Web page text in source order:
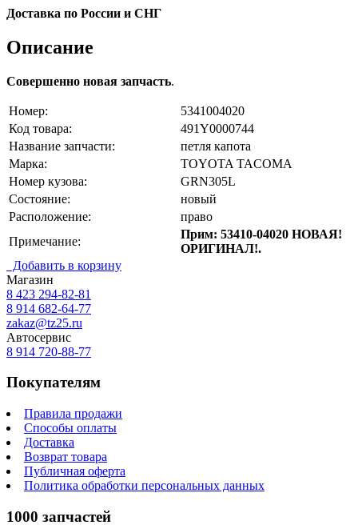
Доставка по России и СНГ
Описание
Совершенно новая запчасть.
Номер:
5341004020
Код товара:
491Y0000744
Название запчасти:
петля капота
Марка:
TOYOTA TACOMA
Номер кузова:
GRN305L
Состояние:
новый
Расположение:
право
Примечание:
Прим: 53410-04020 НОВАЯ!
ОРИГИНАЛ!.
Добавить в корзину
Магазин
8 423 294-82-81
8 914 682-64-77
zakaz@tz25.ru
Автосервис
8 914 720-88-77
Покупателям
Правила продажи
Способы оплаты
Доставка
Возврат товара
Публичная оферта
Политика обработки персональных данных
1000 запчастей